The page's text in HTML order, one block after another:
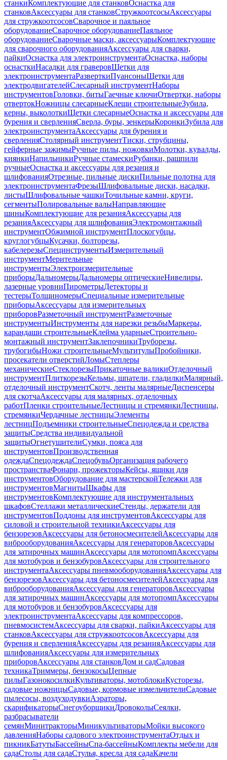
станкиКомплектующие для станковОснастка для
станковАксессуары для станковСтружкоотсосыАксессуары
для стружкоотсосовСварочное и паяльное
оборудованиеСварочное оборудованиеПаяльное
оборудованиеСварочные маски, аксессуарыКомплектующие
для сварочного оборудованияАксессуары для сварки,
пайкиОснастка для электроинструментаОснастка, наборы
оснасткиНасадки для граверовЩетки для
электроинструментаРазверткиПуансоныЩетки для
электродвигателейСлесарный инструментНаборы
инструментовГоловки, битыГаечные ключиОтвертки, наборы
отвертокНожницы слесарныеКлещи строительныеЗубила,
керны, выколоткиЩетки слесарныеОснастка и аксессуары для
бурения и сверленияСверла, буры, зенкерыКоронкиЗубила для
электроинструментаАксессуары для бурения и
сверленияСтолярный инструментТиски, струбцины,
гейферные зажимыРучные пилы, ножовкиМолотки, кувалды,
киянкиНапильникиРучные стамескиРубанки, рашпили
ручныеОснастка и аксессуары для резания и
шлифованияОтрезные, пильные дискиПильные полотна для
электроинструментаФрезыШлифовальные диски, насадки,
листыШлифовальные чашкиТочильные камни, круги,
сегментыПолировальные валыНаправляющие
шиныКомплектующие для резанияАксессуары для
резанияАксессуары для шлифованияЭлектромонтажный
инструментОбжимной инструментПлоскогубцы,
круглогубцыКусачки, болторезы,
кабелерезыСпецинструментыИзмерительный
инструментМерительные
инструментыЭлектроизмерительные
приборыДальномерыДальномеры оптическиеНивелиры,
лазерные уровниПирометрыДетекторы и
тестерыТолщиномерыСпециальные измерительные
приборыАксессуары для измерительных
приборовРазметочный инструментРазметочные
инструментыИнструменты для нарезки резьбыМаркеры,
карандаши строительныеКлейма ударныеСтроительно-
монтажный инструментЗаклепочникиТруборезы,
трубогибыНожи строительныеМультитулыПробойники,
просекатели отверстийЛомыСтеплеры
механическиеСтеклорезыПрикаточные валикиОтделочный
инструментПлиткорезыКельмы, шпатели, гладилкиМалярный,
отделочный инструментСкотч, ленты малярныеДиспенсеры
для скотчаАксессуары для малярных, отделочных
работПленки строительныеЛестницы и стремянкиЛестницы,
стремянкиЧердачные лестницыЭлементы
лестницПодъемники строительныеСпецодежда и средства
защитыСредства индивидуальной
защитыОгнетушителиСумки, пояса для
инструментовПроизводственная
одеждаСпецодеждаСпецобувьОрганизация рабочего
пространстваФонари, прожекторыКейсы, ящики для
инструментовОборудование для мастерскойТележки для
инструментовМагнитыШкафы для
инструментовКомплектующие для инструментальных
шкафовСтеллажи металлическиеСтенды, держатели для
инструментовПоддоны для инструментовАксессуары для
силовой и строительной техникиАксессуары для
бензорезовАксессуары для бетоносмесителейАксессуары для
виброоборудованияАксессуары для генераторовАксессуары
для затирочных машинАксессуары для мотопомпАксессуары
для мотобуров и бензобуровАксессуары для строительного
инструментаАксессуары пневмооборудованияАксессуары для
бензорезовАксессуары для бетоносмесителейАксессуары для
виброоборудованияАксессуары для генераторовАксессуары
для затирочных машинАксессуары для мотопомпАксессуары
для мотобуров и бензобуровАксессуары для
электроинструментаАксессуары для компрессоров,
пневмосистемАксессуары для сварки, пайкиАксессуары для
станковАксессуары для стружкоотсосовАксессуары для
бурения и сверленияАксессуары для резанияАксессуары для
шлифованияАксессуары для измерительных
приборовАксессуары для станковДом и садСадовая
техникаТриммеры, бензокосыЦепные
пилыГазонокосилкиКультиваторы, мотоблокиКусторезы,
садовые ножницыСадовые, кормовые измельчителиСадовые
пылесосы, воздуходувкиАэраторы,
скарификаторыСнегоуборщикиДровоколыСеялки,
разбрасыватели
семянМинитракторыМиникультиваторыМойки высокого
давленияНаборы садового электроинструментаОтдых и
пикникБатутыБассейныСпа-бассейныКомплекты мебели для
садаСтолы для садаСтулья, кресла для садаКачели